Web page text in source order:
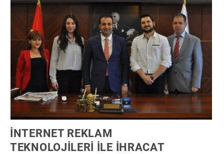
İNTERNET REKLAM
TEKNOLOJİLERİ İLE İHRACAT